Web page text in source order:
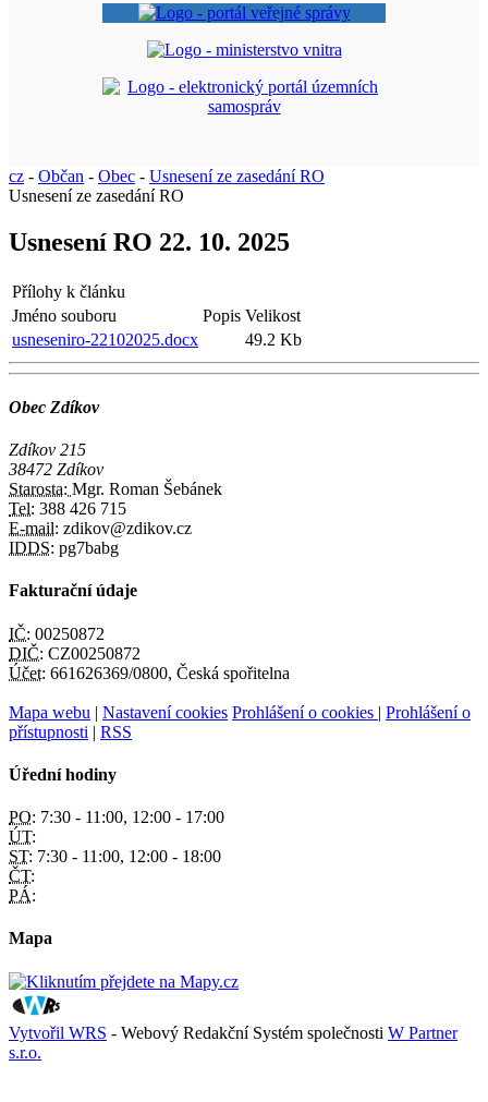
cz - Občan - Obec - Usnesení ze zasedání RO
Usnesení ze zasedání RO
Usnesení RO 22. 10. 2025
Přílohy k článku
Jméno souboru
Popis Velikost
usneseniro-22102025.docx
49.2 Kb
Obec Zdíkov
Zdíkov 215
38472 Zdíkov
Starosta: Mgr. Roman Šebánek
Tel: 388 426 715
E-mail: zdikov@zdikov.cz
IDDS: pg7babg
Fakturační údaje
IČ: 00250872
DIČ: CZ00250872
Účet: 661626369/0800, Česká spořitelna
Mapa webu | Nastavení cookies Prohlášení o cookies | Prohlášení o
přístupnosti | RSS
Úřední hodiny
PO: 7:30 - 11:00, 12:00 - 17:00
ÚT:
ST: 7:30 - 11:00, 12:00 - 18:00
ČT:
PÁ:
Mapa
Vytvořil WRS - Webový Redakční Systém společnosti W Partner
s.r.o.